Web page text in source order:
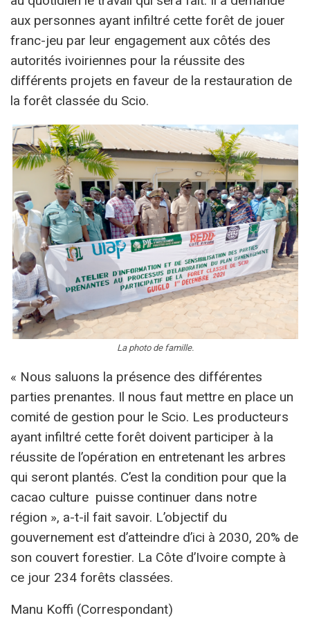
aux personnes ayant infiltré cette forêt de jouer
franc-jeu par leur engagement aux côtés des
autorités ivoiriennes pour la réussite des
différents projets en faveur de la restauration de
la forêt classée du Scio.
La photo de famille.
« Nous saluons la présence des différentes
parties prenantes. Il nous faut mettre en place un
comité de gestion pour le Scio. Les producteurs
ayant infiltré cette forêt doivent participer à la
réussite de l’opération en entretenant les arbres
qui seront plantés. C’est la condition pour que la
cacao culture puisse continuer dans notre
région », a-t-il fait savoir. L’objectif du
gouvernement est d’atteindre d’ici à 2030, 20% de
son couvert forestier. La Côte d’Ivoire compte à
ce jour 234 forêts classées.
Manu Koffi (Correspondant)